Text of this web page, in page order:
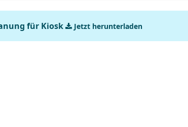
für Kiosk Jetzt herunterladen